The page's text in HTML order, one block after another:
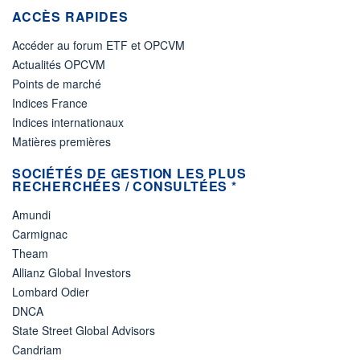
ACCÈS RAPIDES
Accéder au forum ETF et OPCVM
Actualités OPCVM
Points de marché
Indices France
Indices internationaux
Matières premières
SOCIÉTÉS DE GESTION LES PLUS
RECHERCHÉES / CONSULTÉES *
Amundi
Carmignac
Theam
Allianz Global Investors
Lombard Odier
DNCA
State Street Global Advisors
Candriam